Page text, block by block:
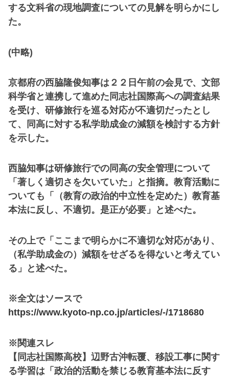
する文科省の現地調査についての見解を明らかにし
た。
(中略)
京都府の西脇隆俊知事は２２日午前の会見で、文部
科学省と連携して進めた同志社国際高への調査結果
を受け、研修旅行を巡る対応が不適切だったとし
て、同高に対する私学助成金の減額を検討する方針
を示した。
西脇知事は研修旅行での同高の安全管理について
「著しく適切さを欠いていた」と指摘。教育活動に
ついても「（教育の政治的中立性を定めた）教育基
本法に反し、不適切。是正が必要」と述べた。
その上で「ここまで明らかに不適切な対応があり、
（私学助成金の）減額をせざるを得ないと考えてい
る」と述べた。
※全文はソースで
https://www.kyoto-np.co.jp/articles/-/1718680
※関連スレ
【同志社国際高校】辺野古沖転覆、移設工事に関す
る学習は「政治的活動を禁じる教育基本法に反す